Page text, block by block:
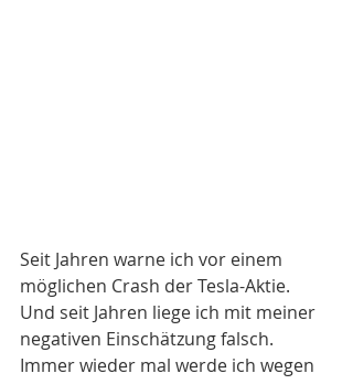
Seit Jahren warne ich vor einem
möglichen Crash der Tesla-Aktie.
Und seit Jahren liege ich mit meiner
negativen Einschätzung falsch.
Immer wieder mal werde ich wegen